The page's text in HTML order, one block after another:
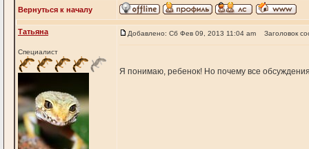
Вернуться к началу
Татьяна
Специалист
Добавлено: Сб Фев 09, 2013 11:04 am Заголовок
Я понимаю, ребенок! Но почему все